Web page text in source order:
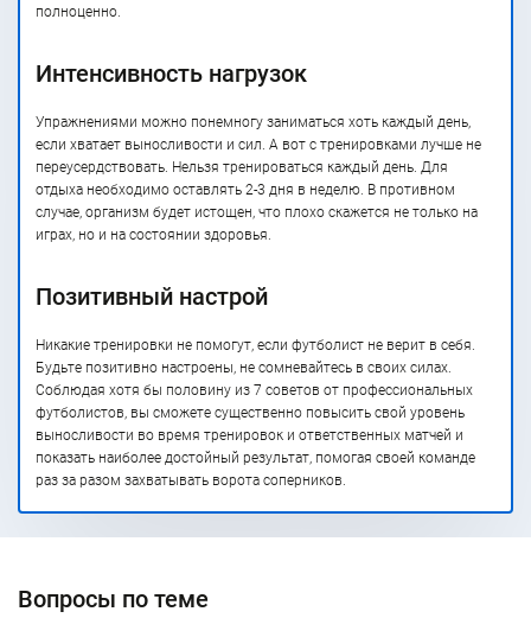
полноценно.
Интенсивность нагрузок
Упражнениями можно понемногу заниматься хоть каждый день,
если хватает выносливости и сил. А вот с тренировками лучше не
переусердствовать. Нельзя тренироваться каждый день. Для
отдыха необходимо оставлять 2-3 дня в неделю. В противном
случае, организм будет истощен, что плохо скажется не только на
играх, но и на состоянии здоровья.
Позитивный настрой
Никакие тренировки не помогут, если футболист не верит в себя.
Будьте позитивно настроены, не сомневайтесь в своих силах.
Соблюдая хотя бы половину из 7 советов от профессиональных
футболистов, вы сможете существенно повысить свой уровень
выносливости во время тренировок и ответственных матчей и
показать наиболее достойный результат, помогая своей команде
раз за разом захватывать ворота соперников.
Вопросы по теме